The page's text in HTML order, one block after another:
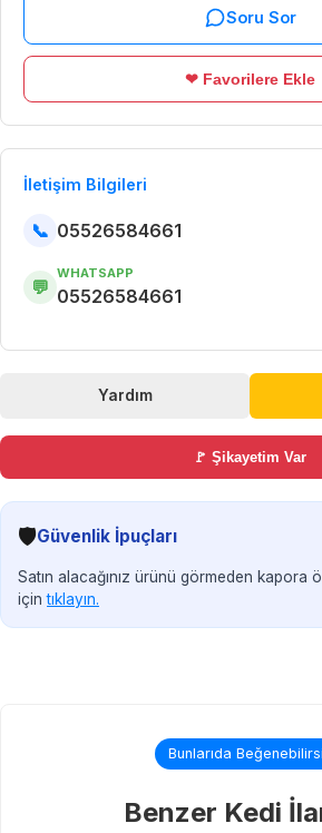
Soru Sor
❤ Favorilere Ekle
İletişim Bilgileri
📞 05526584661
💬
WHATSAPP
05526584661
Yardım
🚩 Şikayetim Var
🛡️Güvenlik İpuçları
Satın alacağınız ürünü görmeden kapora
içintıklayın.
Bunlarıda
Benzer Kedi